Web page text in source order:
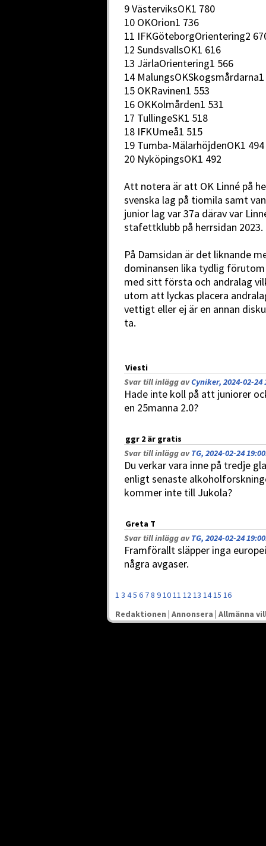
9 VästerviksOK1 780
10 OKOrion1 736
11 IFKGöteborgOrientering2
12 SundsvallsOK1 616
13 JärlaOrientering1 566
14
15 OKRavinen1 553
16 OKKolmården1 531
17 TullingeSK1 518
18 IFKUmeå1 515
19 Tumba-MälarhöjdenOK1 494
20 NyköpingsOK1 492
Att notera är att OK Linné på
svenska lag på tiomila samt
junior lag var 37a därav var
stafettklubb på herrsidan 2023.
På Damsidan är det liknande
dominansen lika tydlig
med sitt första och andralag
utom att lyckas placera
vettigt eller ej är en annan
ta.
Viesti
Svar till inlägg avCyniker, 2024-02-24
Hade inte koll på att juniorer
en 25manna 2.0?
ggr 2 är gratis
Svar till inlägg avTG, 2024-02-24 19:00
Du verkar vara inne på tredje
enligt senaste
kommer inte till Jukola?
Greta T
Svar till inlägg avTG, 2024-02-24 19:00
Framförallt släpper inga
några avgaser.
1 3 45 6 78 91011 1213 1415 16
Redaktionen | Annonsera | Allmänna